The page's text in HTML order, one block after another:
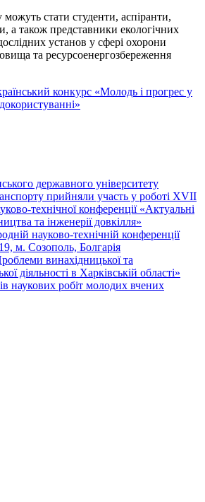
стати студенти, аспіранти,
а також представники екологічних
установ у сфері охорони
та ресурсоенергозбереження
конкурс «Молодь і прогрес у
державного університету
прийняли участь у роботі XVII
технічної конференції «Актуальні
та інженерії довкілля»
науково-технічній конференції
м. Созополь, Болгарія
винахідницької та
діяльності в Харківській області»
наукових робіт молодих вчених